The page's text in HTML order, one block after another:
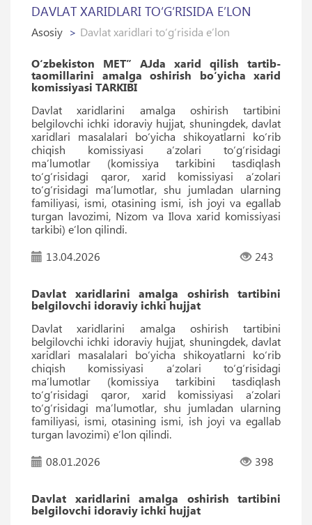
DAVLAT XARIDLARI TO‘G‘RISIDA EʼLON
Asosiy Davlat xaridlari to‘g‘risida eʼlon
O‘zbekiston MET” AJda xarid qilish tartib-
taomillarini amalga oshirish bo‘yicha xarid
komissiyasi TARKIBI
Davlat xaridlarini amalga oshirish tartibini
belgilovchi ichki idoraviy hujjat, shuningdek, davlat
xaridlari masalalari boʻyicha shikoyatlarni koʻrib
chiqish komissiyasi aʼzolari toʻgʻrisidagi
maʼlumotlar (komissiya tarkibini tasdiqlash
toʻgʻrisidagi qaror, xarid komissiyasi aʼzolari
toʻgʻrisidagi maʼlumotlar, shu jumladan ularning
familiyasi, ismi, otasining ismi, ish joyi va egallab
turgan lavozimi, Nizom va Ilova xarid komissiyasi
tarkibi) eʼlon qilindi.
13.04.2026
243
Davlat xaridlarini amalga oshirish tartibini
belgilovchi idoraviy ichki hujjat
Davlat xaridlarini amalga oshirish tartibini
belgilovchi ichki idoraviy hujjat, shuningdek, davlat
xaridlari masalalari boʻyicha shikoyatlarni koʻrib
chiqish komissiyasi aʼzolari toʻgʻrisidagi
maʼlumotlar (komissiya tarkibini tasdiqlash
toʻgʻrisidagi qaror, xarid komissiyasi aʼzolari
toʻgʻrisidagi maʼlumotlar, shu jumladan ularning
familiyasi, ismi, otasining ismi, ish joyi va egallab
turgan lavozimi) eʼlon qilindi.
08.01.2026
398
Davlat xaridlarini amalga oshirish tartibini
belgilovchi idoraviy ichki hujjat